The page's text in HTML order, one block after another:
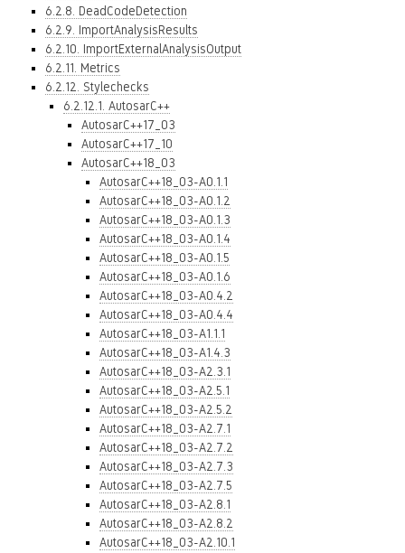
6.2.8. DeadCodeDetection
6.2.9. ImportAnalysisResults
6.2.10. ImportExternalAnalysisOutput
6.2.11. Metrics
6.2.12. Stylechecks
6.2.12.1. AutosarC++
AutosarC++17_03
AutosarC++17_10
AutosarC++18_03
AutosarC++18_03-A0.1.1
AutosarC++18_03-A0.1.2
AutosarC++18_03-A0.1.3
AutosarC++18_03-A0.1.4
AutosarC++18_03-A0.1.5
AutosarC++18_03-A0.1.6
AutosarC++18_03-A0.4.2
AutosarC++18_03-A0.4.4
AutosarC++18_03-A1.1.1
AutosarC++18_03-A1.4.3
AutosarC++18_03-A2.3.1
AutosarC++18_03-A2.5.1
AutosarC++18_03-A2.5.2
AutosarC++18_03-A2.7.1
AutosarC++18_03-A2.7.2
AutosarC++18_03-A2.7.3
AutosarC++18_03-A2.7.5
AutosarC++18_03-A2.8.1
AutosarC++18_03-A2.8.2
AutosarC++18_03-A2.10.1